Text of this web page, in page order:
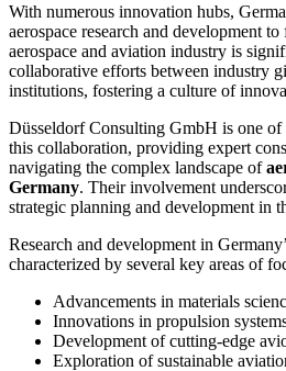
With numerous innovation hubs,
aerospace research and development
aerospace and aviation industry is
collaborative efforts between industry
institutions, fostering a culture of
Düsseldorf Consulting GmbH is one
this collaboration, providing expert
navigating the complex landscape of
Germany. Their involvement
strategic planning and development in
Research and development in
characterized by several key areas of
Advancements in materials
Innovations in propulsion
Development of cutting-edge
Exploration of sustainable